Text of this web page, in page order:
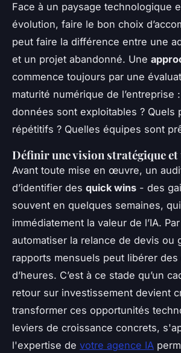
Face à un paysage technologique
évolution, faire le bon choix
peut faire la différence entre une
et un projet abandonné. Une
commence toujours par une
maturité numérique de l’entreprise
données sont exploitables ? Quels
répétitifs ? Quelles équipes sont
Définir une vision stratégique
Avant toute mise en œuvre, un
d’identifier des quick wins - des
souvent en quelques semaines,
immédiatement la valeur de l’IA.
automatiser la relance de devis ou
rapports mensuels peut libérer des
d’heures. C’est à ce stade qu’un
retour sur investissement devient
transformer ces opportunités
leviers de croissance concrets,
l'expertise de votre agence IA